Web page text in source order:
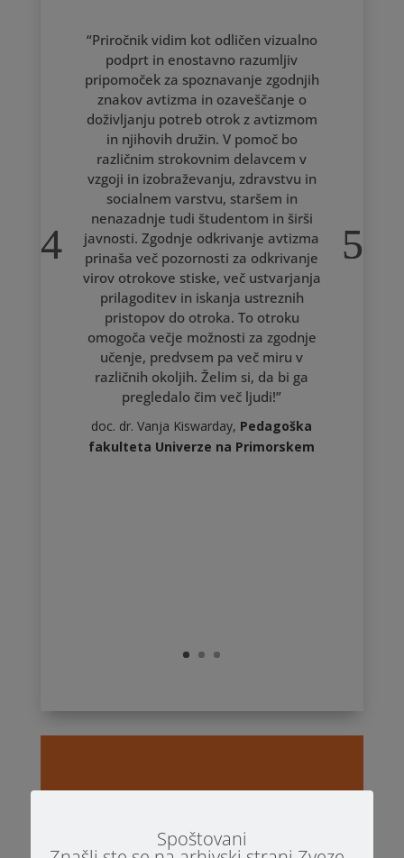
“Priročnik vidim kot odličen vizualno
podprt in enostavno razumljiv
pripomoček za spoznavanje zgodnjih
znakov avtizma in ozaveščanje o
doživljanju potreb otrok z avtizmom
in njihovih družin. V pomoč bo
različnim strokovnim delavcem v
vzgoji in izobraževanju, zdravstvu in
socialnem varstvu, staršem in
nenazadnje tudi študentom in širši
javnosti. Zgodnje odkrivanje avtizma
prinaša več pozornosti za odkrivanje
virov otrokove stiske, več ustvarjanja
prilagoditev in iskanja ustreznih
pristopov do otroka. To otroku
omogoča večje možnosti za zgodnje
učenje, predvsem pa več miru v
različnih okoljih. Želim si, da bi ga
pregledalo čim več ljudi!”
doc. dr. Vanja Kiswarday, Pedagoška
fakulteta Univerze na Primorskem
priročnik za strokovne
Spoštovani